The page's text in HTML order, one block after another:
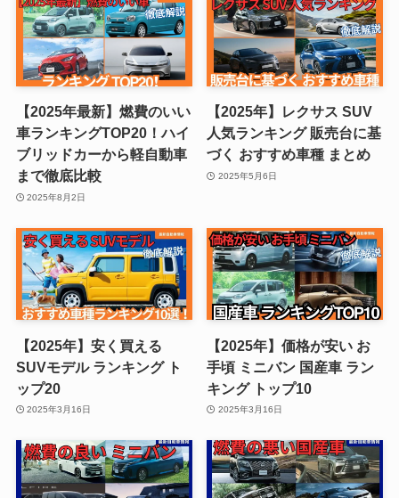
【2025年最新】燃費のいい
車ランキングTOP20！ハイ
ブリッドカーから軽自動車
まで徹底比較
2025年8月2日
【2025年】レクサス SUV
人気ランキング 販売台に基
づく おすすめ車種 まとめ
2025年5月6日
【2025年】安く買える
SUVモデル ランキング ト
ップ20
2025年3月16日
【2025年】価格が安い お
手頃 ミニバン 国産車 ラン
キング トップ10
2025年3月16日